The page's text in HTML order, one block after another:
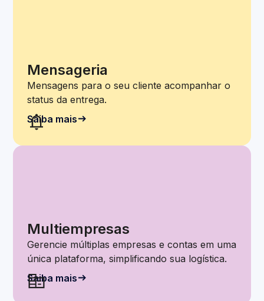
Mensageria
Mensagens para o seu cliente acompanhar o
status da entrega.
Saiba mais
Multiempresas
Gerencie múltiplas empresas e contas em uma
única plataforma, simplificando sua logística.
Saiba mais